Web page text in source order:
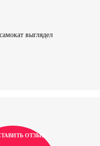
выглядел
ОТЗЫВ